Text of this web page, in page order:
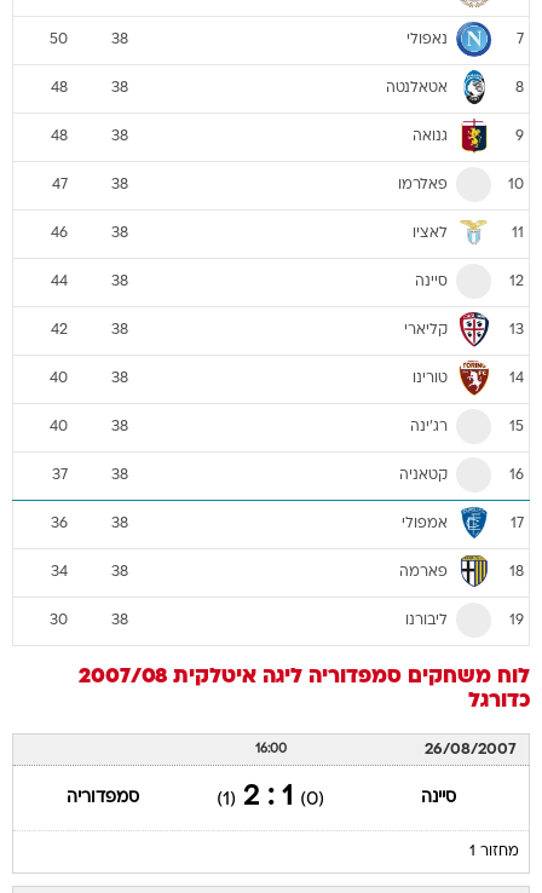
7 נאפולי 38
50
8 אטאלנטה 38
48
9 גנואה 38
48
10 פאלרמו 38
47
11 לאציו 38
46
12 סיינה 38
44
13 קליארי 38
42
14 טורינו 38
40
15 רג'ינה 38
40
16 קטאניה 38
37
17 אמפולי 38
36
18 פארמה 38
34
19 ליבורנו 38
30
לוח משחקים סמפדוריה ליגה איטלקית 2007/08
כדורגל
26/08/2007
16:00
סיינה (0)
1 : 2
(1) סמפדוריה
מחזור 1